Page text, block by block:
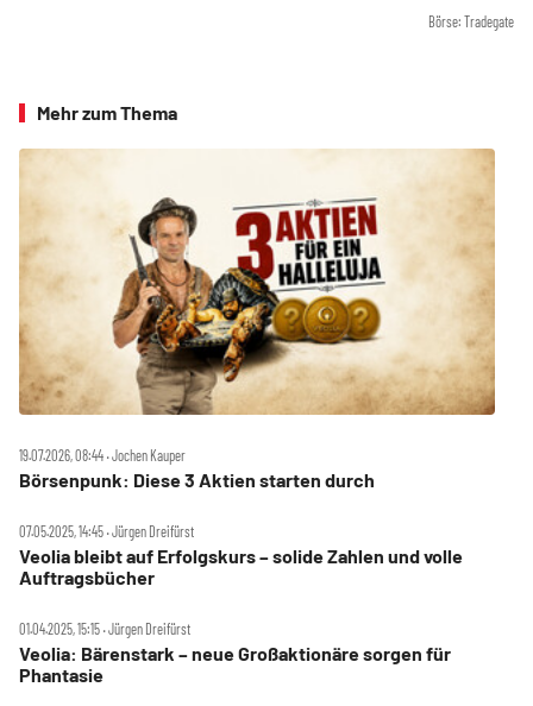
Börse: Tradegate
Mehr zum Thema
19.07.2026, 08:44 ‧ Jochen Kauper
Börsenpunk: Diese 3 Aktien starten durch
07.05.2025, 14:45 ‧ Jürgen Dreifürst
Veolia bleibt auf Erfolgskurs – solide Zahlen und volle
Auftragsbücher
01.04.2025, 15:15 ‧ Jürgen Dreifürst
Veolia: Bärenstark – neue Großaktionäre sorgen für
Phantasie